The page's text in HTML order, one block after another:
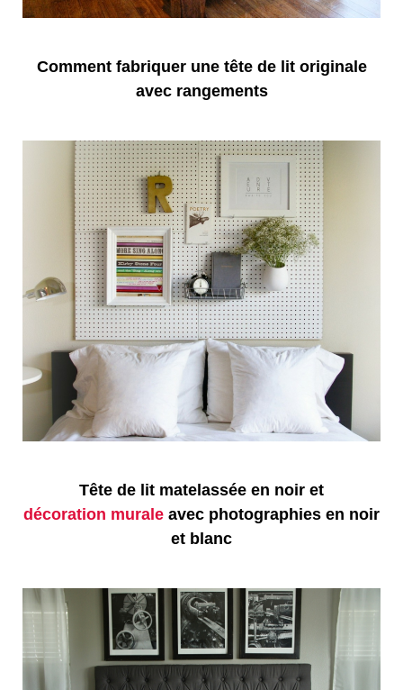
Comment fabriquer une tête de lit originale
avec rangements
Tête de lit matelassée en noir et
décoration murale avec photographies en noir
et blanc